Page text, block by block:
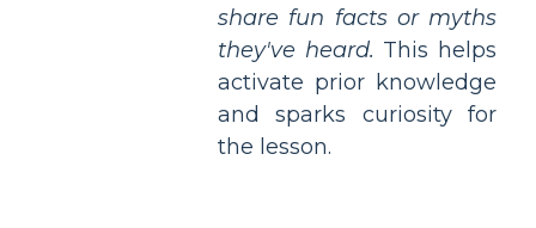
share fun facts or myths
they've heard. This helps
activate prior knowledge
and sparks curiosity for
the lesson.